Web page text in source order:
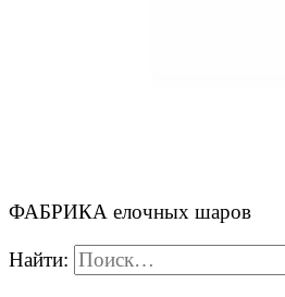
ФАБРИКА елочных шаров
Найти: